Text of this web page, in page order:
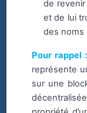
de
et de lui
des noms
Pour rappel :
représente
sur une